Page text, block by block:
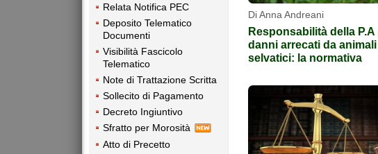
Relata Notifica PEC
Deposito Telematico
Documenti
Visibilità Fascicolo
Telematico
Note di Trattazione Scritta
Sollecito di Pagamento
Decreto Ingiuntivo
Sfratto per Morosità
Atto di Precetto
Di Anna Andreani
Responsabilità della P.A
danni arrecati da animali
selvatici: la normativa